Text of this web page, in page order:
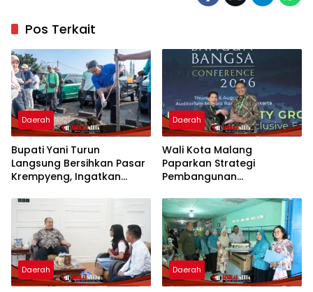
Pos Terkait
Daerah
Bupati Yani Turun
Langsung Bersihkan Pasar
Krempyeng, Ingatkan
Panjang
Daerah
Wali Kota Malang
Paparkan Strategi
Pembangunan
Nasional CNN Indonesia
Daerah Daerah